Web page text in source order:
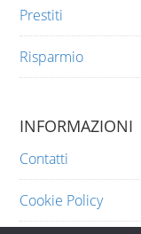
Prestiti
Risparmio
INFORMAZIONI
Contatti
Cookie Policy